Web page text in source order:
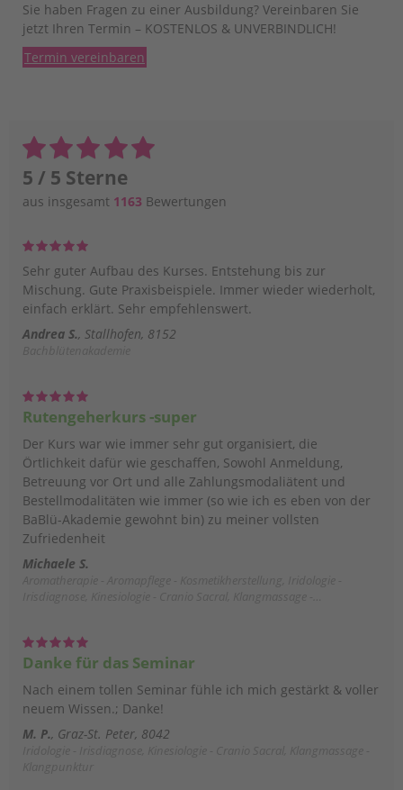
Sie haben Fragen zu einer Ausbildung? Vereinbaren Sie
jetzt Ihren Termin – KOSTENLOS & UNVERBINDLICH!
Termin vereinbaren
5 / 5 Sterne
aus insgesamt 1163 Bewertungen
Sehr guter Aufbau des Kurses. Entstehung bis zur
Mischung. Gute Praxisbeispiele. Immer wieder wiederholt,
einfach erklärt. Sehr empfehlenswert.
Andrea S. Stallhofen, 8152
Rutengeherkurs -super
Der Kurs war wie immer sehr gut organisiert, die
Örtlichkeit dafür wie geschaffen, Sowohl Anmeldung,
Betreuung vor Ort und alle Zahlungsmodaliätent und
Bestellmodalitäten wie immer (so wie ich es eben von der
BaBlü-Akademie gewohnt bin) zu meiner vollsten
Zufriedenheit
Michaele S.
Danke für das Seminar
Nach einem tollen Seminar fühle ich mich gestärkt & voller
neuem Wissen.; Danke!
M. P. Graz-St. Peter, 8042